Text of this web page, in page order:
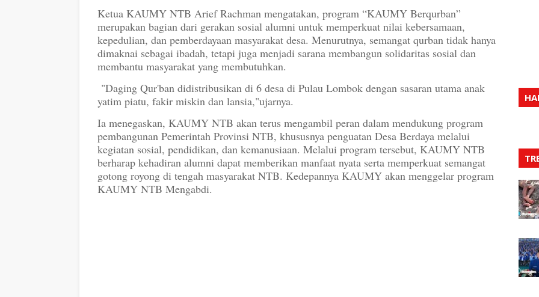
Ketua KAUMY NTB Arief Rachman mengatakan, program “KAUMY Berqurban”
merupakan bagian dari gerakan sosial alumni untuk memperkuat nilai kebersamaan,
kepedulian, dan pemberdayaan masyarakat desa. Menurutnya, semangat qurban tidak hanya
dimaknai sebagai ibadah, tetapi juga menjadi sarana membangun solidaritas sosial dan
membantu masyarakat yang membutuhkan.
"Daging Qur'ban didistribusikan di 6 desa di Pulau Lombok dengan sasaran utama anak
yatim piatu, fakir miskin dan lansia,"ujarnya.
Ia menegaskan, KAUMY NTB akan terus mengambil peran dalam mendukung program
pembangunan Pemerintah Provinsi NTB, khususnya penguatan Desa Berdaya melalui
kegiatan sosial, pendidikan, dan kemanusiaan. Melalui program tersebut, KAUMY NTB
berharap kehadiran alumni dapat memberikan manfaat nyata serta memperkuat semangat
gotong royong di tengah masyarakat NTB. Kedepannya KAUMY akan menggelar program
KAUMY NTB Mengabdi.